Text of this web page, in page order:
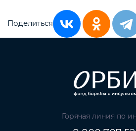
Поделиться
Горячая линия по